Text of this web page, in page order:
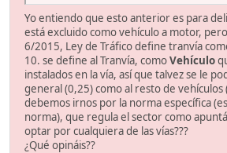
Yo entiendo que esto anterior es para
está excluido como vehículo a motor,
6/2015, Ley de Tráfico define tranvía
10. se define al Tranvía, comoVehículo
instalados en la vía, así que talvez se le
general (0,25) como al resto de vehículos
debemos irnos por la norma específica
norma), que regula el sector como
optar por cualquiera de las vías???
¿Qué opináis??